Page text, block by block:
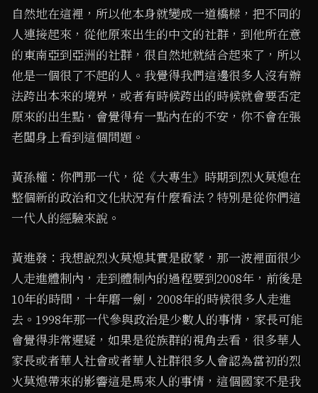
自然地在這裡，所以他本身就變成一道橋樑，把不同的
人連接起來，從他原來出生的中文的社群，到他所在意
的東南亞到亞洲的社群，很自然地就結合起來了，所以
他是一個很了不起的人。我覺得我們這邊很多人沒有辦
法跨出本來的境界，或者有時候跨出的時候就會要否定
原來的出生點，會覺得有一點內在的不安，你不會在張
老闆身上看到這個問題。
黃孫權：你們那一代，從《大專生》時期到烈火莫熄在
整個新的政治和文化狀況有什麼看法？特別是從你們這
一代人的經驗來說。
黃進發：我想說烈火莫熄其實是啟蒙，那一波裡面很少
人走進體制內，走到體制內的過程要到2008年，前後是
10年的時間，十年磨一劍，2008年的時候很多人走進
去。1998年那一代參與政治是少數人的事情，家長可能
會覺得非常遲疑，如果是從族群的視角去看，很多華人
家長或者華人社會或者華人社群很多人會認為當初的烈
火莫熄帶來的影響這是馬來人的事情，這個國家不是我